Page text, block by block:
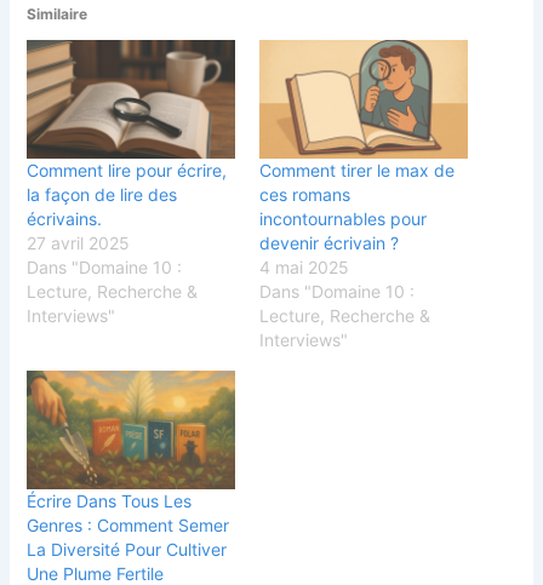
Similaire
Comment lire pour écrire,
la façon de lire des
écrivains.
27 avril 2025
Dans "Domaine 10 :
Lecture, Recherche &
Interviews"
Comment tirer le max de
ces romans
incontournables pour
devenir écrivain ?
4 mai 2025
Dans "Domaine 10 :
Lecture, Recherche &
Interviews"
Écrire Dans Tous Les
Genres : Comment Semer
La Diversité Pour Cultiver
Une Plume Fertile